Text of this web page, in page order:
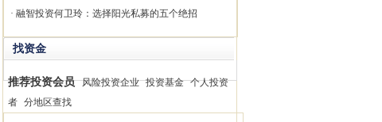
· 融智投资何卫玲：选择阳光私募的五个绝招
找资金
推荐投资会员 风险投资企业 投资基金 个人投资
者 分地区查找